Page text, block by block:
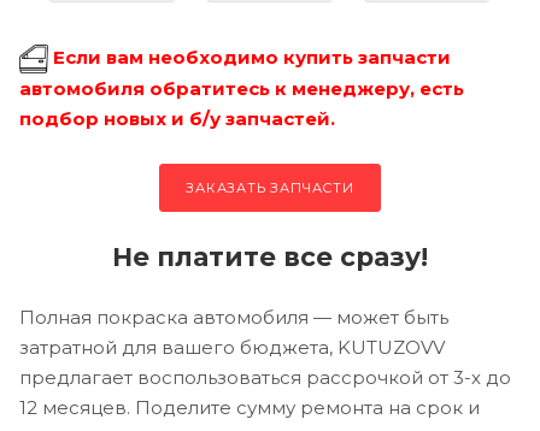
Если вам необходимо купить запчасти
автомобиля обратитесь к менеджеру, есть
подбор новых и б/у запчастей.
ЗАКАЗАТЬ ЗАПЧАСТИ
Не платите все сразу!
Полная покраска автомобиля — может быть
затратной для вашего бюджета, KUTUZOVV
предлагает воспользоваться рассрочкой от 3-х до
12 месяцев. Поделите сумму ремонта на срок и